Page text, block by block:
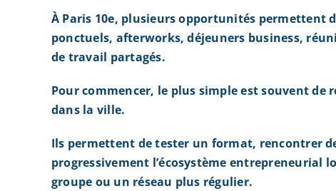
À Paris 10e, plusieurs opportunités permettent
ponctuels, afterworks, déjeuners business,
de travail partagés.
Pour commencer, le plus simple est souvent de
dans la ville.
Ils permettent de tester un format, rencontrer
progressivement l’écosystème entrepreneurial
groupe ou un réseau plus régulier.